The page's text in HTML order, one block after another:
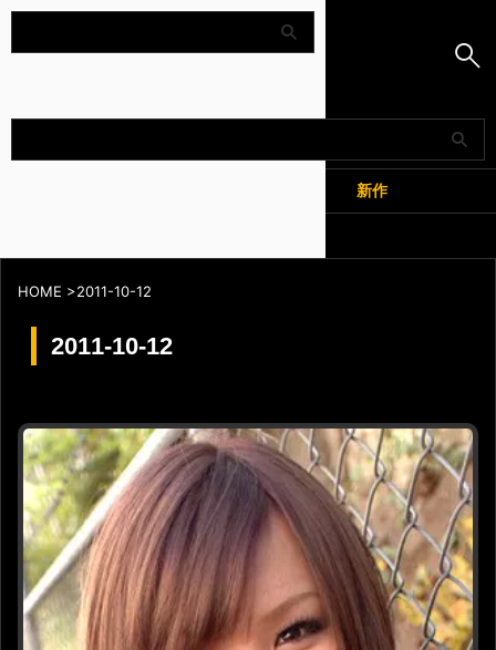
Amapedia
新作
HOME >2011-10-12
2011-10-12